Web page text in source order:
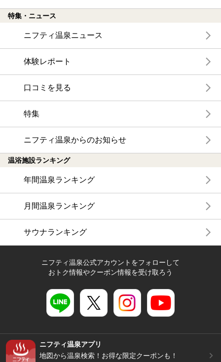
特集・ニュース
ニフティ温泉ニュース
体験レポート
口コミを見る
特集
ニフティ温泉からのお知らせ
温浴施設ランキング
年間温泉ランキング
月間温泉ランキング
サウナランキング
ニフティ温泉公式アカウントをフォローして
おトク情報やクーポン情報を受け取ろう
ニフティ温泉アプリ
地図から温泉検索！お得な限定クーポンも！